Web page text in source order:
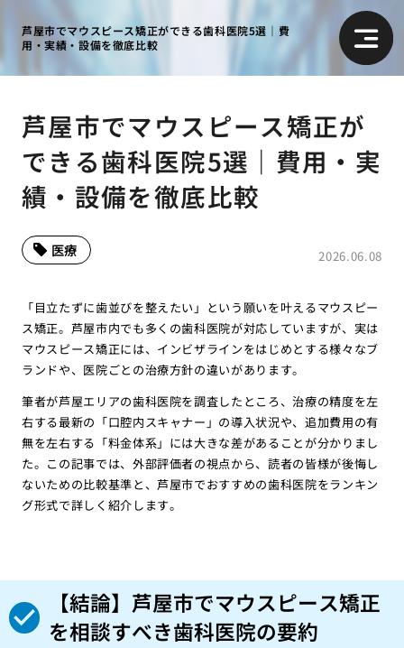
芦屋市でマウスピース矯正ができる歯科医院5選｜費
用・実績・設備を徹底比較
芦屋市でマウスピース矯正が
できる歯科医院5選｜費用・実
績・設備を徹底比較
2026.06.08
医療
「目立たずに歯並びを整えたい」という願いを叶えるマウスピー
ス矯正。芦屋市内でも多くの歯科医院が対応していますが、実は
マウスピース矯正には、インビザラインをはじめとする様々なブ
ランドや、医院ごとの治療方針の違いがあります。
筆者が芦屋エリアの歯科医院を調査したところ、治療の精度を左
右する最新の「口腔内スキャナー」の導入状況や、追加費用の有
無を左右する「料金体系」には大きな差があることが分かりまし
た。この記事では、外部評価者の視点から、読者の皆様が後悔し
ないための比較基準と、芦屋市でおすすめの歯科医院をランキン
グ形式で詳しく紹介します。
【結論】芦屋市でマウスピース矯正
を相談すべき歯科医院の要約